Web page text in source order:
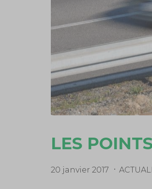
LES
20 janvier 2017